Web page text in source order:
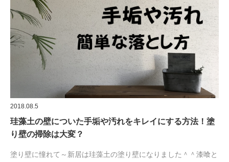
2018.08.5
珪藻土の壁についた手垢や汚れをキレイにする方法！塗
り壁の掃除は大変？
塗り壁に憧れて～新居は珪藻土の塗り壁になりました＾＾漆喰と